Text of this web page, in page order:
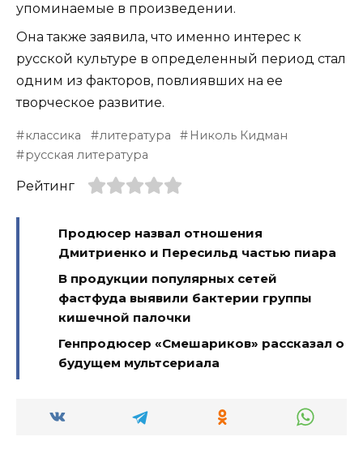
упоминаемые в произведении.
Она также заявила, что именно интерес к
русской культуре в определенный период стал
одним из факторов, повлиявших на ее
творческое развитие.
классика литература
Николь Кидман
русская литература
Рейтинг
Продюсер назвал отношения
Дмитриенко и Пересильд частью пиара
В продукции популярных сетей
фастфуда выявили бактерии группы
кишечной палочки
Генпродюсер «Смешариков» рассказал о
будущем мультсериала